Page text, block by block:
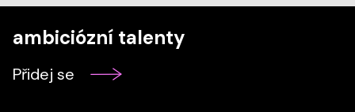
ambiciózní talenty
Přidej se